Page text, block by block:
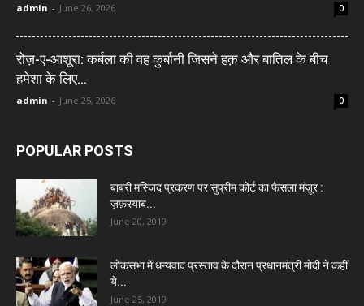
admin - June 26, 2026 0
रोज़-ए-आशूरा: कर्बला की वह कुर्बानी जिसने हक़ और बातिल के बीच
हमेशा के लिए...
admin - June 25, 2026 0
POPULAR POSTS
बाबरी मस्जिद प्रकरण पर सुप्रीम कोर्ट का फैसला मंज़ूर :
ज़फ़रयाब...
June 20, 2019
लोकसभा में धन्यवाद प्रस्ताव के दौरान प्रधानमंत्री मोदी ने कहीं
ये...
June 25, 2019